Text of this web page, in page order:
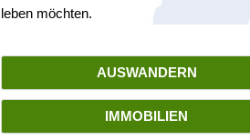
leben möchten.
AUSWANDERN
IMMOBILIEN